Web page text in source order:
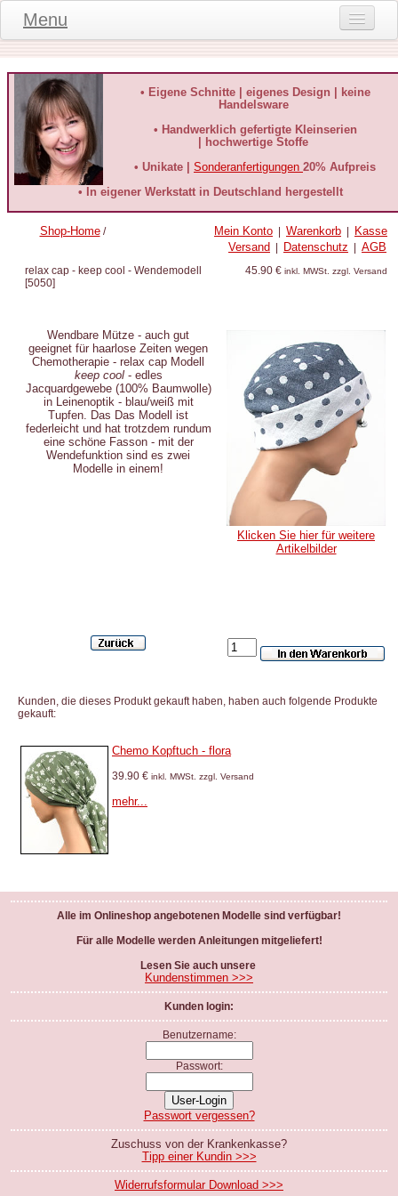
Menu
Produktinformationen
Kundeninformationen
häufige Fragen
Kontakt
Datenschutz
• Eigene Schnitte | eigenes Design | keine
Handelsware
• Handwerklich gefertigte Kleinserien
| hochwertige Stoffe
• Unikate | Sonderanfertigungen 20% Aufpreis
• In eigener Werkstatt in Deutschland hergestellt
Shop-Home/ Mein Konto Warenkorb
Kasse
Versand
Datenschutz AGB
relax cap - keep cool - Wendemodell
[5050]
45.90 € inkl. MWSt. zzgl. Versand
Wendbare Mütze - auch gut
geeignet für haarlose Zeiten wegen
Chemotherapie - relax cap Modell
keep cool - edles
Jacquardgewebe (100% Baumwolle)
in Leinenoptik - blau/weiß mit
Tupfen. Das Das Modell ist
federleicht und hat trotzdem rundum
eine schöne Fasson - mit der
Wendefunktion sind es zwei
Modelle in einem!
Klicken Sie hier für weitere
Artikelbilder
Kunden, die dieses Produkt gekauft haben, haben auch folgende Produkte
gekauft:
Chemo Kopftuch - flora
39.90 € inkl. MWSt. zzgl. Versand
mehr...
Alle im Onlineshop angebotenen Modelle sind verfügbar!
Für alle Modelle werden Anleitungen mitgeliefert!
Lesen Sie auch unsere
Kundenstimmen >>>
Kunden login:
Benutzername:
Passwort:
Passwort vergessen?
Zuschuss von der Krankenkasse?
Tipp einer Kundin >>>
Widerrufsformular Download >>>